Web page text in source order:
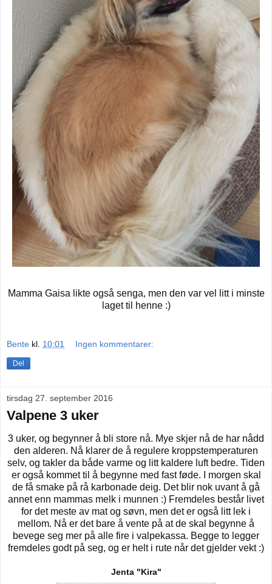
Mamma Gaisa likte også senga, men den var vel litt i minste
laget til henne :)
Bente kl. 10:01 Ingen kommentarer:
Del
tirsdag 27. september 2016
Valpene 3 uker
3 uker, og begynner å bli store nå. Mye skjer nå de har nådd
den alderen. Nå klarer de å regulere kroppstemperaturen
selv, og takler da både varme og litt kaldere luft bedre. Tiden
er også kommet til å begynne med fast føde. I morgen skal
de få smake på rå karbonade deig. Det blir nok uvant å gå
annet enn mammas melk i munnen :) Fremdeles består livet
for det meste av mat og søvn, men det er også litt lek i
mellom. Nå er det bare å vente på at de skal begynne å
bevege seg mer på alle fire i valpekassa. Begge to legger
fremdeles godt på seg, og er helt i rute når det gjelder vekt :)
Jenta "Kira"